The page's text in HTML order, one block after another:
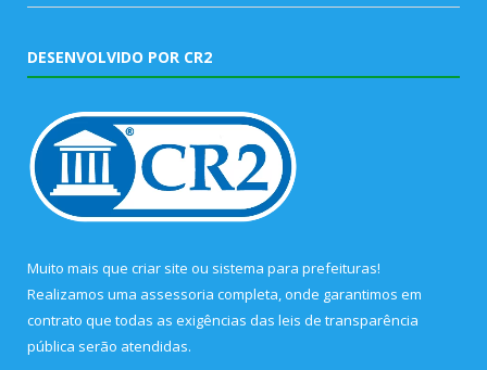
DESENVOLVIDO POR CR2
Muito mais que criar site ou sistema para prefeituras!
Realizamos uma assessoria completa, onde garantimos em
contrato que todas as exigências das leis de transparência
pública serão atendidas.